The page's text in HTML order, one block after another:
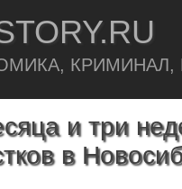
КРИМИНАЛ,
и три
в